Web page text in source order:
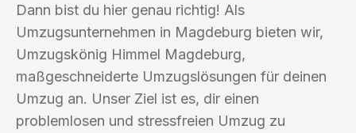
Dann bist du hier genau richtig! Als
Umzugsunternehmen in Magdeburg bieten wir,
Umzugskönig Himmel Magdeburg,
maßgeschneiderte Umzugslösungen für deinen
Umzug an. Unser Ziel ist es, dir einen
problemlosen und stressfreien Umzug zu